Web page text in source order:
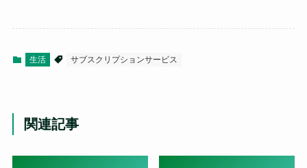
生活 サブスクリプションサービス
関連記事